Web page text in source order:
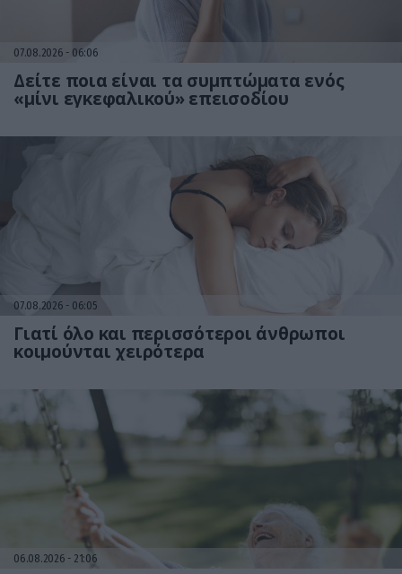
07.08.2026 06:06
Δείτε ποια είναι τα συμπτώματα ενός
«μίνι εγκεφαλικού» επεισοδίου
07.08.2026 06:05
Γιατί όλο και περισσότεροι άνθρωποι
κοιμούνται χειρότερα
06.08.2026 21:06